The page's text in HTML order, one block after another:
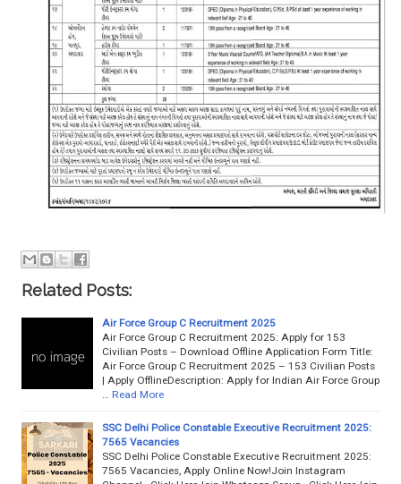
Related Posts:
Air Force Group C Recruitment 2025
Air Force Group C Recruitment 2025: Apply for 153
Civilian Posts – Download Offline Application Form Title:
Air Force Group C Recruitment 2025 – 153 Civilian Posts
| Apply OfflineDescription: Apply for Indian Air Force Group
Read More
SSC Delhi Police Constable Executive Recruitment 2025:
7565 Vacancies
SSC Delhi Police Constable Executive Recruitment 2025:
7565 Vacancies, Apply Online Now!Join Instagram